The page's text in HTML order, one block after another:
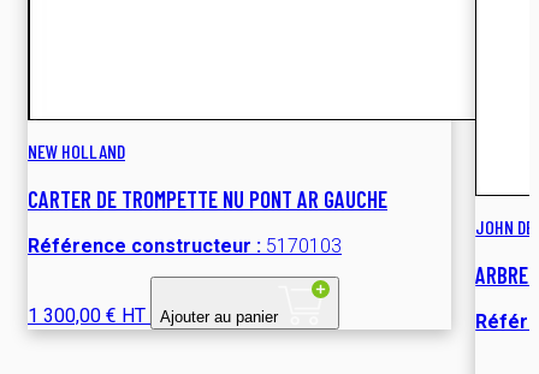
NEW HOLLAND
CARTER DE TROMPETTE NU PONT AR GAUCHE
Référence constructeur : 5170103
1 300,00 € HT Ajouter au panier
JOHN
ARBRE